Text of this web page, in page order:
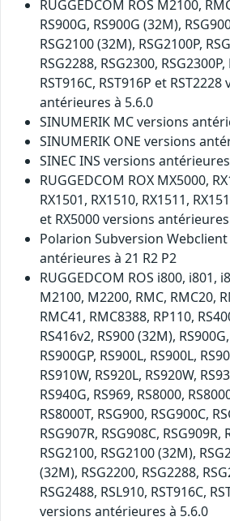
RUGGEDCOM ROS M2100,
RS900G, RS900G (32M),
RSG2100 (32M), RSG2100P,
RSG2288, RSG2300,
RST916C, RST916P et
antérieures à 5.6.0
SINUMERIK MC versions
SINUMERIK ONE versions
SINEC INS versions antérieures
RUGGEDCOM ROX MX5000,
RX1501, RX1510, RX1511,
et RX5000 versions
Polarion Subversion
antérieures à 21 R2 P2
RUGGEDCOM ROS i800, i801,
M2100, M2200, RMC, RMC20,
RMC41, RMC8388, RP110,
RS416v2, RS900 (32M),
RS900GP, RS900L, RS900L,
RS910W, RS920L, RS920W,
RS940G, RS969, RS8000,
RS8000T, RSG900, RSG900C,
RSG907R, RSG908C, RSG909R,
RSG2100, RSG2100 (32M),
(32M), RSG2200, RSG2288,
RSG2488, RSL910, RST916C,
versions antérieures à 5.6.0